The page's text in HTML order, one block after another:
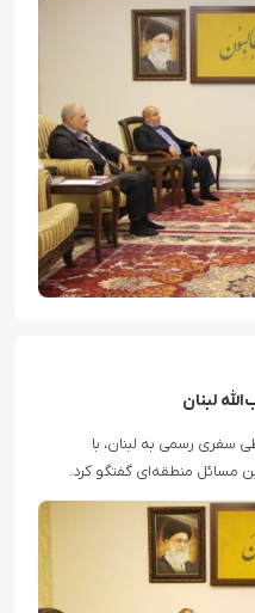
لبنان
سفری رسمی به لبنان، با
مسائل منطقه‌ای گفتگو کرد.